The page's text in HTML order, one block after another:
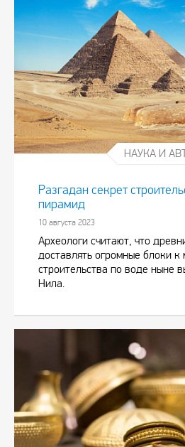
НАУКА И
Разгадан секрет
пирамид
10 августа 2023
Археологи считают, что
доставлять огромные блоки к
строительства по воде ныне
Нила.